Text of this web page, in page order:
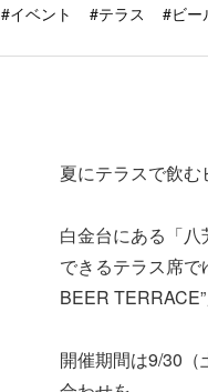
#イベント #テラス #ビー
夏にテラスで飲む
白金台にある「
できるテラス席で
BEER TERRACE”
開催期間は9/30